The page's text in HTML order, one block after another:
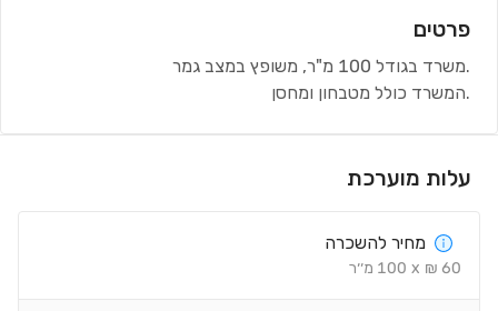
פרטים
.משרד בגודל 100 מ"ר, משופץ במצב גמר
.המשרד כולל מטבחון ומחסן
עלות מוערכת
מחיר להשכרה
60
₪
x
100 מ׳׳ר